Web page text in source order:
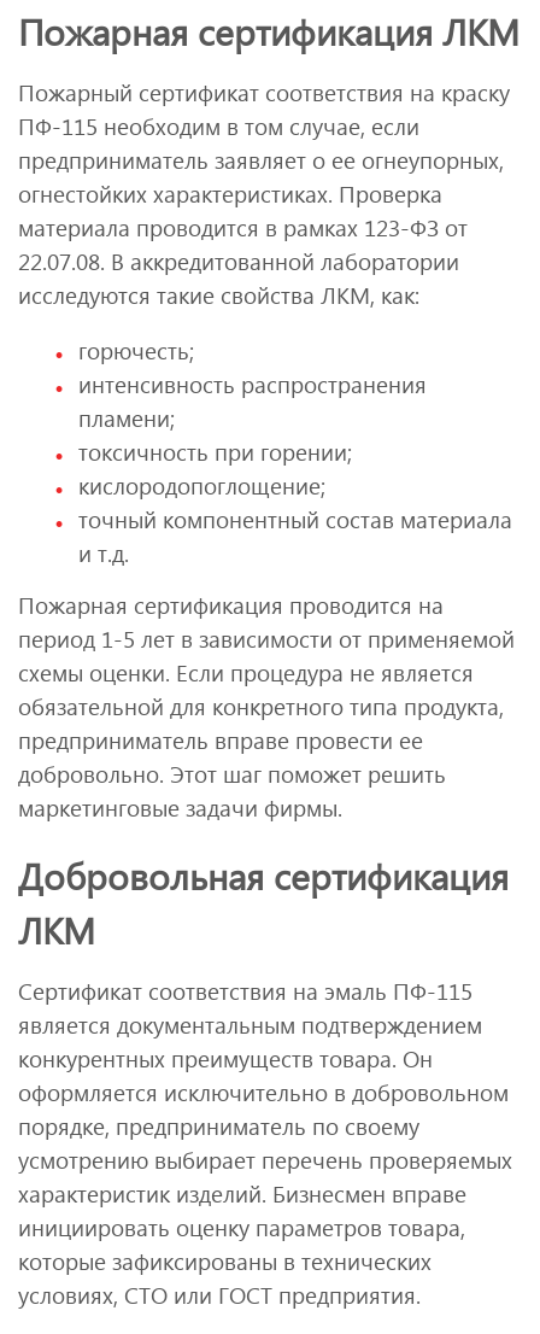
Пожарная сертификация ЛКМ
Пожарный сертификат соответствия на краску
ПФ-115 необходим в том случае, если
предприниматель заявляет о ее огнеупорных,
огнестойких характеристиках. Проверка
материала проводится в рамках 123-ФЗ от
22.07.08. В аккредитованной лаборатории
исследуются такие свойства ЛКМ, как:
горючесть;
интенсивность распространения
пламени;
токсичность при горении;
кислородопоглощение;
точный компонентный состав материала
и т.д.
Пожарная сертификация проводится на
период 1-5 лет в зависимости от применяемой
схемы оценки. Если процедура не является
обязательной для конкретного типа продукта,
предприниматель вправе провести ее
добровольно. Этот шаг поможет решить
маркетинговые задачи фирмы.
Добровольная сертификация
ЛКМ
Сертификат соответствия на эмаль ПФ-115
является документальным подтверждением
конкурентных преимуществ товара. Он
оформляется исключительно в добровольном
порядке, предприниматель по своему
усмотрению выбирает перечень проверяемых
характеристик изделий. Бизнесмен вправе
инициировать оценку параметров товара,
которые зафиксированы в технических
условиях, СТО или ГОСТ предприятия.